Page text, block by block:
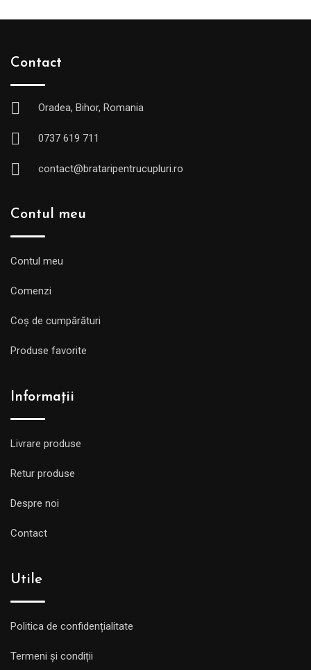
Contact
Oradea, Bihor, Romania
0737 619 711
contact@brataripentrucupluri.ro
Contul meu
Contul meu
Comenzi
Coș de cumpărături
Produse favorite
Informații
Livrare produse
Retur produse
Despre noi
Contact
Utile
Politica de confidențialitate
Termeni și condiții